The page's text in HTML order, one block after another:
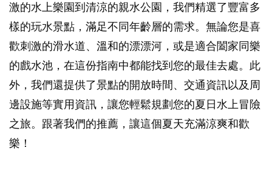
激的水上樂園到清涼的親水公園，我們精選了豐富多
樣的玩水景點，滿足不同年齡層的需求。無論您是喜
歡刺激的滑水道、溫和的漂漂河，或是適合闔家同樂
的戲水池，在這份指南中都能找到您的最佳去處。此
外，我們還提供了景點的開放時間、交通資訊以及周
邊設施等實用資訊，讓您輕鬆規劃您的夏日水上冒險
之旅。跟著我們的推薦，讓這個夏天充滿涼爽和歡
樂！